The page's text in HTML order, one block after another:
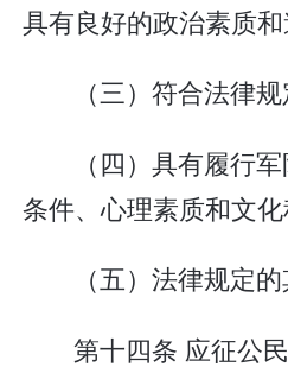
具有良好的政治素质和
（三）符合法律
（四）具有履行
条件、心理素质和文化
（五）法律规定的
第十四条 应征公